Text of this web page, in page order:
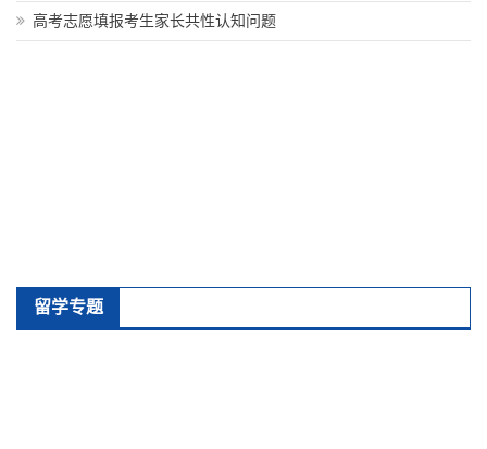
高考志愿填报考生家长共性认知问题
留学专题